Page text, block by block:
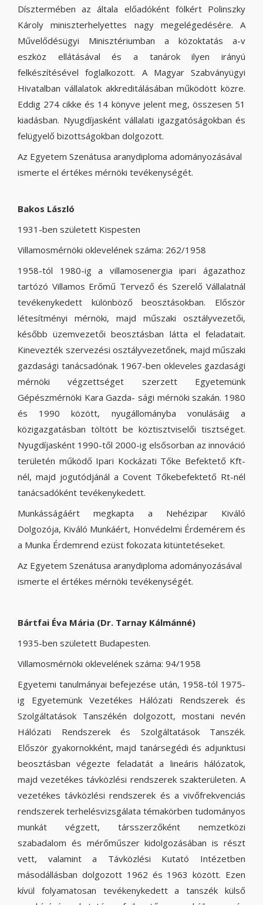
Dísztermében az általa előadóként fölkért Polinszky
Károly miniszterhelyettes nagy megelégedésére. A
Művelődésügyi Minisztériumban a közoktatás a-v
eszköz ellátásával és a tanárok ilyen irányú
felkészítésével foglalkozott. A Magyar Szabványügyi
Hivatalban vállalatok akkreditálásában működött közre.
Eddig 274 cikke és 14 könyve jelent meg, összesen 51
kiadásban. Nyugdíjasként vállalati igazgatóságokban és
felügyelő bizottságokban dolgozott.
Az Egyetem Szenátusa aranydiploma adományozásával
ismerte el értékes mérnöki tevékenységét.
Bakos László
1931-ben született Kispesten
Villamosmérnöki oklevelének száma: 262/1958
1958-tól 1980-ig a villamosenergia ipari ágazathoz
tartózó Villamos Erőmű Tervező és Szerelő Vállalatnál
tevékenykedett különböző beosztásokban. Először
létesítményi mérnöki, majd műszaki osztályvezetői,
később üzemvezetői beosztásban látta el feladatait.
Kinevezték szervezési osztályvezetőnek, majd műszaki
gazdasági tanácsadónak. 1967-ben okleveles gazdasági
mérnöki végzettséget szerzett Egyetemünk
Gépészmérnöki Kara Gazda- sági mérnöki szakán. 1980
és 1990 között, nyugállományba vonulásáig a
közigazgatásban töltött be köztisztviselői tisztséget.
Nyugdíjasként 1990-től 2000-ig elsősorban az innováció
területén működő Ipari Kockázati Tőke Befektető Kft-
nél, majd jogutódjánál a Covent Tőkebefektető Rt-nél
tanácsadóként tevékenykedett.
Munkásságáért megkapta a Nehézipar Kiváló
Dolgozója, Kiváló Munkáért, Honvédelmi Érdemérem és
a Munka Érdemrend ezüst fokozata kitüntetéseket.
Az Egyetem Szenátusa aranydiploma adományozásával
ismerte el értékes mérnöki tevékenységét.
Bártfai Éva Mária (Dr. Tarnay Kálmánné)
1935-ben született Budapesten.
Villamosmérnöki oklevelének száma: 94/1958
Egyetemi tanulmányai befejezése után, 1958-tól 1975-
ig Egyetemünk Vezetékes Hálózati Rendszerek és
Szolgáltatások Tanszékén dolgozott, mostani nevén
Hálózati Rendszerek és Szolgáltatások Tanszék.
Először gyakornokként, majd tanársegédi és adjunktusi
beosztásban végezte feladatát a lineáris hálózatok,
majd vezetékes távközlési rendszerek szakterületen. A
vezetékes távközlési rendszerek és a vivőfrekvenciás
rendszerek terhelésvizsgálata témakörben tudományos
munkát végzett, társszerzőként nemzetközi
szabadalom és mérőműszer kidolgozásában is részt
vett, valamint a Távközlési Kutató Intézetben
másodállásban dolgozott 1962 és 1963 között. Ezen
kívül folyamatosan tevékenykedett a tanszék külső